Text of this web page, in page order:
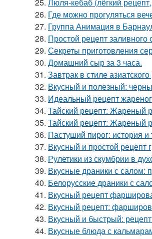
26. Где можно прогуляться
27. Группа Анимация в
28. Простой рецепт заливного
29. Секреты приготовления
30. Домашний сыр за 3 часа.
31. Завтрак в стиле
32. Вкусный и полезный:
33. Идеальный рецепт
34. Тайский рецепт: Жареный
35. Тайский рецепт: Жареный
36. Пастуший пирог: история
37. Вкусный и простой рецепт
38. Рулетики из скумбрии в
39. Вкусные драники с салом:
40. Белорусские драники с
41. Вкусный рецепт
42. Вкусный рецепт:
43. Вкусный и быстрый:
44. Вкусные блюда с